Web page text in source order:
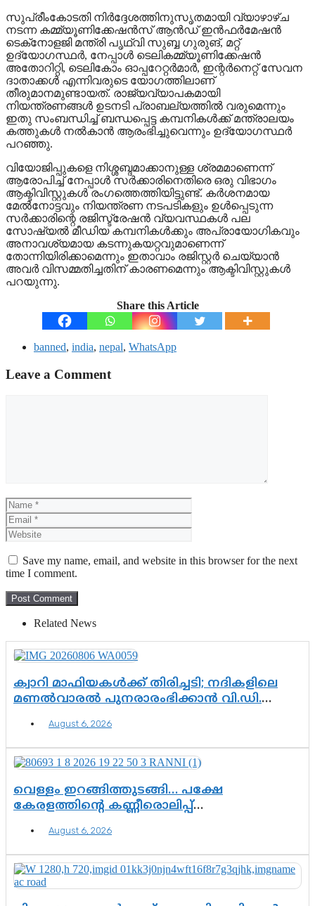
സുപ്രീംകോടതി നിര്‍ദ്ദേശത്തിനുസൃതമായി വ്യാഴാഴ്ച
നടന്ന കമ്മ്യൂണിക്കേഷന്‍സ് ആന്‍ഡ് ഇന്‍ഫര്‍മേഷന്‍
ടെക്‌നോളജി മന്ത്രി പൃഥ്വി സുബ്ബ ഗുരുങ്, മറ്റ്
ഉദ്യോഗസ്ഥര്‍, നേപ്പാള്‍ ടെലികമ്മ്യൂണിക്കേഷന്‍
അതോറിറ്റി, ടെലികോം ഓപ്പറേറ്റര്‍മാര്‍, ഇന്റര്‍നെറ്റ് സേവന
ദാതാക്കള്‍ എന്നിവരുടെ യോഗത്തിലാണ്
തീരുമാനമുണ്ടായത്. രാജ്യവ്യാപകമായി
നിയന്ത്രണങ്ങള്‍ ഉടനടി പ്രാബല്യത്തില്‍ വരുമെന്നും
ഇതു സംബന്ധിച്ച് ബന്ധപ്പെട്ട കമ്പനികള്‍ക്ക് മന്ത്രാലയം
കത്തുകള്‍ നല്‍കാന്‍ ആരംഭിച്ചുവെന്നും ഉദ്യോഗസ്ഥര്‍
പറഞ്ഞു.
വിയോജിപ്പുകളെ നിശ്ശബ്ദമാക്കാനുള്ള ശ്രമമാണെന്ന്
ആരോപിച്ച് നേപ്പാള്‍ സര്‍ക്കാരിനെതിരെ ഒരു വിഭാഗം
ആക്ടിവിസ്റ്റുകള്‍ രംഗത്തെത്തിയിട്ടുണ്ട്. കര്‍ശനമായ
മേല്‍നോട്ടവും നിയന്ത്രണ നടപടികളും ഉള്‍പ്പെടുന്ന
സര്‍ക്കാരിന്റെ രജിസ്ട്രേഷന്‍ വ്യവസ്ഥകള്‍ പല
സോഷ്യല്‍ മീഡിയ കമ്പനികള്‍ക്കും അപ്രായോഗികവും
അനാവശ്യമായ കടന്നുകയറ്റവുമാണെന്ന്
തോന്നിയിരിക്കാമെന്നും ഇതാവാം രജിസ്റ്റര്‍ ചെയ്യാന്‍
അവര്‍ വിസമ്മതിച്ചതിന് കാരണമെന്നും ആക്ടിവിസ്റ്റുകള്‍
പറയുന്നു.
Share this Article
banned, india, nepal, WhatsApp
Leave a Comment
Name
Save my name, email, and website in this browser for the next
time I comment.
Related News
ക്വാറി മാഫിയകൾക്ക് തിരിച്ചടി; നദികളിലെ
മണൽവാരൽ പുനരാരംഭിക്കാൻ വി.ഡി.
August 6, 2026
വെള്ളം ഇറങ്ങിത്തുടങ്ങി… പക്ഷേ
കേരളത്തിന്റെ കണ്ണീരൊലിപ്പ്
August 6, 2026